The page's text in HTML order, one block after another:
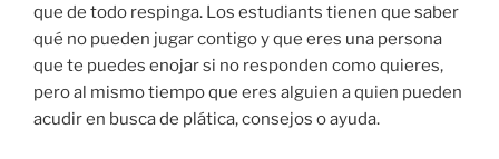
que de todo respinga. Los estudiants tienen que saber
qué no pueden jugar contigo y que eres una persona
que te puedes enojar si no responden como quieres,
pero al mismo tiempo que eres alguien a quien pueden
acudir en busca de plática, consejos o ayuda.